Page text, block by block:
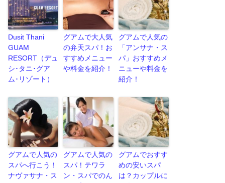
Dusit Thani
GUAM
RESORT（デュ
シ･タニ･グア
ム･リゾート）
グアムで大人気
の弁天スパ！お
すすめメニュー
や料金を紹介！
グアムで人気の
「アンサナ・ス
パ」おすすめメ
ニューや料金を
紹介！
グアムで人気の
スパへ行こう！
ナヴァサナ・ス
グアムで人気の
スパ！テワラ
ン・スパでのん
グアムでおすす
めの安いスパ
は？カップルに